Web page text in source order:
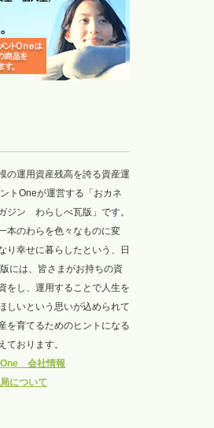
の運用資産残高を誇る資産運
トOneが運営する「おカネ
ジン わらしべ瓦版」です。
本のわらを色々なものに変
り幸せに暮らしたという、日
には、皆さまがお持ちの資
をし、運用することで人生を
しいという思いが込められて
を育てるためのヒントになる
ております。
One 会社情報
について